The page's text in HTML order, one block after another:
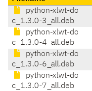
python-xlwt-do
c_1.3.0-3_all.deb
python-xlwt-do
c_1.3.0-4_all.deb
python-xlwt-do
c_1.3.0-6_all.deb
python-xlwt-do
c_1.3.0-7_all.deb